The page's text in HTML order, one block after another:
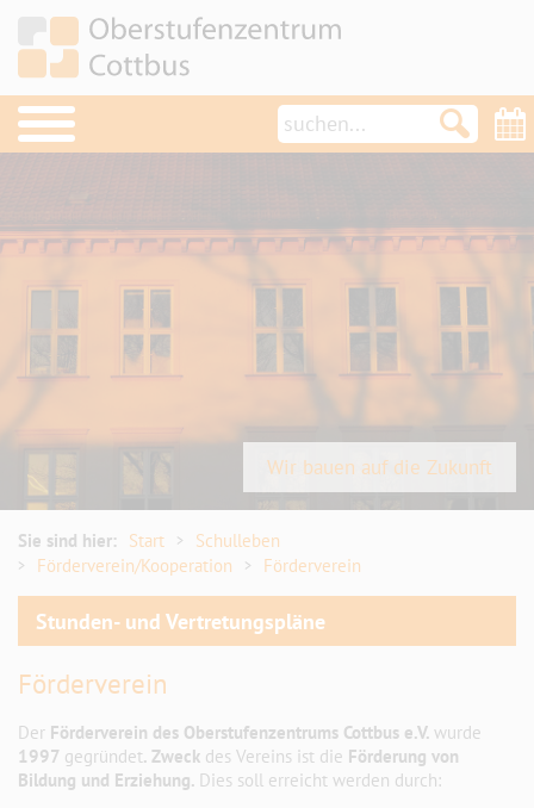
OSZ im Überblick
Termine
Aktuelles
News
Projekte
Schulsozialarbeit/Schülerclub
Türöffner
Förderverein/Kooperation
Förderverein
Kooperationspartner
Geschichte OSZ
Umfrage
Wir bauen auf die Zukunft
Sie sind hier: Start
Schulleben
Förderverein/Kooperation
Förderverein
Stunden- und Vertretungspläne
Förderverein
Der Förderverein des Oberstufenzentrums Cottbus e.V. wurde
1997 gegründet. Zweck des Vereins ist die Förderung von
Bildung und Erziehung. Dies soll erreicht werden durch: